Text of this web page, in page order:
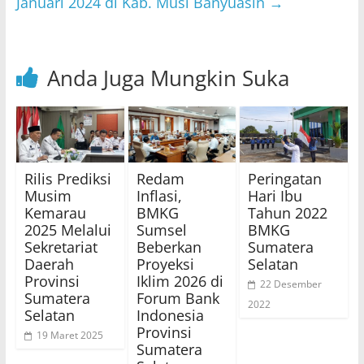
Anda Juga Mungkin Suka
Rilis Prediksi
Musim
Kemarau
2025 Melalui
Sekretariat
Daerah
Provinsi
Sumatera
Selatan
19 Maret 2025
Redam
Inflasi,
BMKG
Sumsel
Beberkan
Proyeksi
Iklim 2026 di
Forum Bank
Indonesia
Provinsi
Sumatera
Peringatan
Hari Ibu
Tahun 2022
BMKG
Sumatera
Selatan
22 Desember
2022